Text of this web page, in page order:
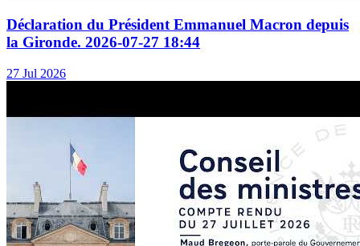
Déclaration du Président Emmanuel Macron depuis
la Gironde. 2026-07-27 18:44
27 Jul 2026